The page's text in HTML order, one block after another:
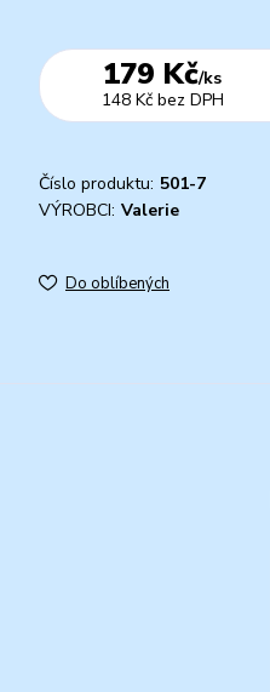
179 Kč/ks
148 Kč bez DPH
Číslo produktu: 501-7
VÝROBCI: Valerie
Do oblíbených